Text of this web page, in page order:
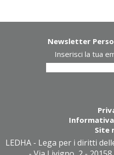
Newsletter
Inserisci la tua
Site
LEDHA - Lega per i diritti